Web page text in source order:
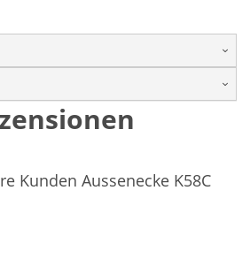
Kunden Aussenecke K58C